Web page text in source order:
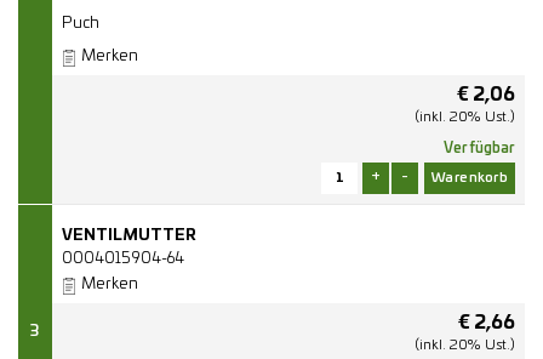
Puch
Merken
€ 2,06
(inkl. 20% Ust.)
Verfügbar
+ -
3
VENTILMUTTER
0004015904-64
Merken
€ 2,66
(inkl. 20% Ust.)